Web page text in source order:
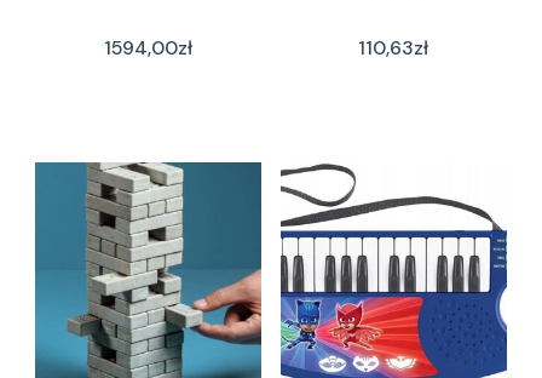
1594,00zł 110,63zł